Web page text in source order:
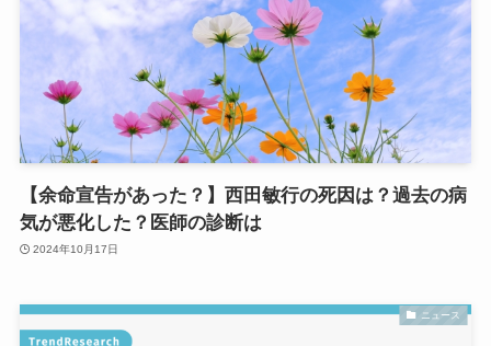
【余命宣告があった？】西田敏行の死因は？過去の病
気が悪化した？医師の診断は
2024年10月17日
ニュース